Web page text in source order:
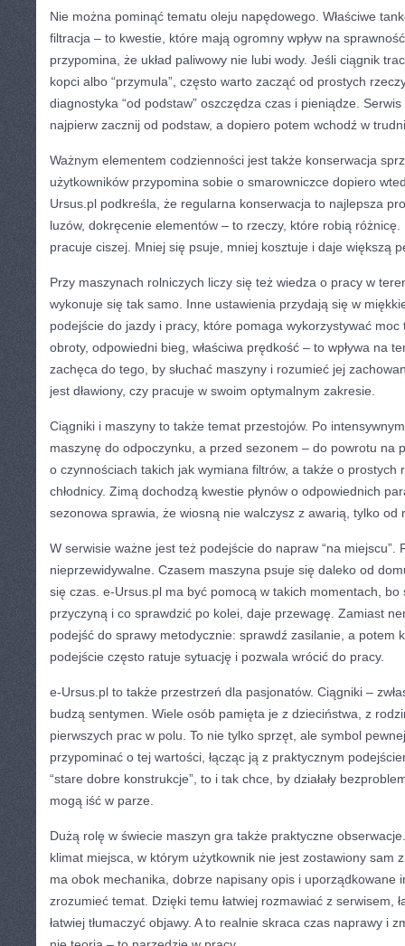
Nie można pominąć tematu oleju napędowego. Właściwe
filtracja – to kwestie, które mają ogromny wpływ na
przypomina, że układ paliwowy nie lubi wody. Jeśli ciągnik
kopci albo “przymula”, często warto zacząć od prostych
diagnostyka “od podstaw” oszczędza czas i pieniądze.
najpierw zacznij od podstaw, a dopiero potem wchodź w
Ważnym elementem codzienności jest także konserwacja
użytkowników przypomina sobie o smarowniczce dopiero
Ursus.pl podkreśla, że regularna konserwacja to najlepsza
luzów, dokręcenie elementów – to rzeczy, które robią
pracuje ciszej. Mniej się psuje, mniej kosztuje i daje większą
Przy maszynach rolniczych liczy się też wiedza o pracy w
wykonuje się tak samo. Inne ustawienia przydają się w
podejście do jazdy i pracy, które pomaga wykorzystywać moc
obroty, odpowiedni bieg, właściwa prędkość – to wpływa na
zachęca do tego, by słuchać maszyny i rozumieć jej
jest dławiony, czy pracuje w swoim optymalnym zakresie.
Ciągniki i maszyny to także temat przestojów. Po
maszynę do odpoczynku, a przed sezonem – do powrotu na
o czynnościach takich jak wymiana filtrów, a także o prostych
chłodnicy. Zimą dochodzą kwestie płynów o odpowiednich
sezonowa sprawia, że wiosną nie walczysz z awarią, tylko od
W serwisie ważne jest też podejście do napraw “na miejscu”.
nieprzewidywalne. Czasem maszyna psuje się daleko od
się czas. e-Ursus.pl ma być pomocą w takich momentach,
przyczyną i co sprawdzić po kolei, daje przewagę. Zamiast
podejść do sprawy metodycznie: sprawdź zasilanie, a potem
podejście często ratuje sytuację i pozwala wrócić do pracy.
e-Ursus.pl to także przestrzeń dla pasjonatów. Ciągniki –
budzą sentymen. Wiele osób pamięta je z dzieciństwa, z
pierwszych prac w polu. To nie tylko sprzęt, ale symbol
przypominać o tej wartości, łącząc ją z praktycznym
“stare dobre konstrukcje”, to i tak chce, by działały
mogą iść w parze.
Dużą rolę w świecie maszyn gra także praktyczne
klimat miejsca, w którym użytkownik nie jest zostawiony sam
ma obok mechanika, dobrze napisany opis i uporządkowane
zrozumieć temat. Dzięki temu łatwiej rozmawiać z serwisem,
łatwiej tłumaczyć objawy. A to realnie skraca czas naprawy i